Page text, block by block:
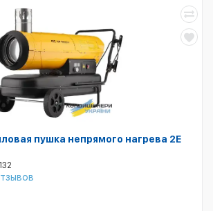
пушка непрямого нагрева 2E